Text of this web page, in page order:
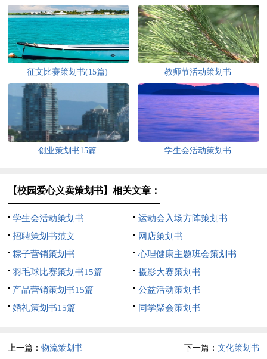
征文比赛策划书(15篇) 教师节活动策划书
创业策划书15篇 学生会活动策划书
【校园爱心义卖策划书】相关文章：
学生会活动策划书
运动会入场方阵策划书
招聘策划书范文
网店策划书
粽子营销策划书
心理健康主题班会策划书
羽毛球比赛策划书15篇
摄影大赛策划书
产品营销策划书15篇
公益活动策划书
婚礼策划书15篇
同学聚会策划书
上一篇：物流策划书 下一篇： 文化策划书